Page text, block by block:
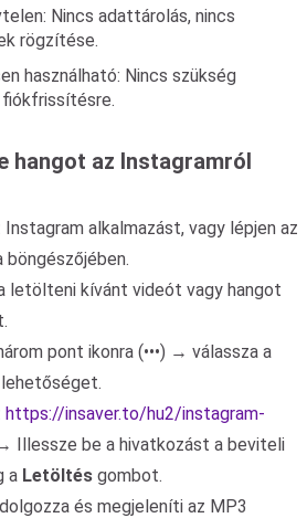
Nincs adattárolás, nincs
rögzítése.
használható: Nincs szükség
hangot az Instagramról
Instagram alkalmazást, vagy lépjen az
böngészőjében.
letölteni kívánt videót vagy hangot
pont ikonra (•••) → válassza a
lehetőséget.
https://insaver.to/hu2/instagram-
Illessze be a hivatkozást a beviteli
a Letöltés gombot.
és megjeleníti az MP3